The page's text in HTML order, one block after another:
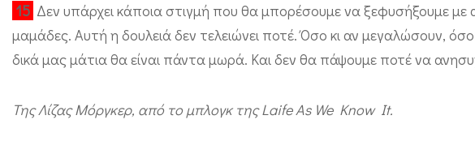
15 Δεν υπάρχει κάποια στιγμή που θα μπορέσουμε να ξεφυσήξουμε με
μαμάδες. Αυτή η δουλειά δεν τελειώνει ποτέ. Όσο κι αν μεγαλώσουν,
δικά μας μάτια θα είναι πάντα μωρά. Και δεν θα πάψουμε ποτέ να
Της Λίζας Μόργκερ, από το μπλογκ της Laife As We Know It.